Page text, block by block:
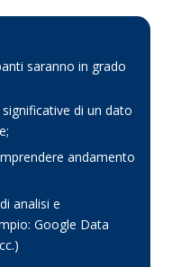
saranno in grado
di un dato
andamento
analisi e
Google Data